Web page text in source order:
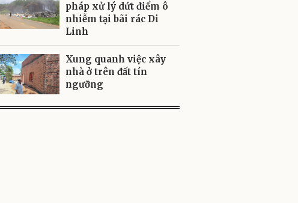
pháp xử lý dứt điểm ô
nhiễm tại bãi rác Di
Linh
Xung quanh việc xây
nhà ở trên đất tín
ngưỡng